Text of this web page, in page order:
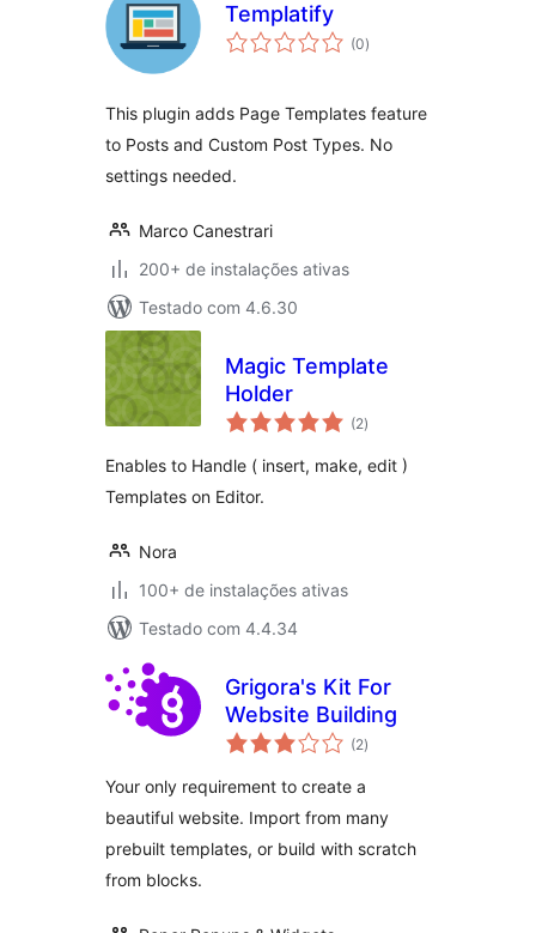
Templatify
(0total
de
)
This plugin adds Page Templates feature
to Posts and Custom Post Types. No
settings needed.
Marco Canestrari
200+ de instalações ativas
Testado com 4.6.30
Magic Template
Holder
(2total
de
)
Enables to Handle ( insert, make, edit )
Templates on Editor.
Nora
100+ de instalações ativas
Testado com 4.4.34
Grigora's Kit For
Website Building
(2total
de
)
Your only requirement to create a
beautiful website. Import from many
prebuilt templates, or build with scratch
from blocks.